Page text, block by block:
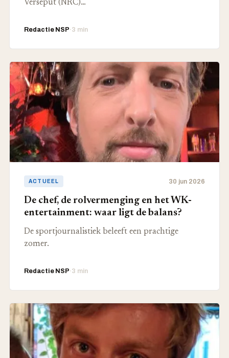
Verseput (NRC)…
Redactie NSP·3 min
ACTUEEL 30 jun 2026
De chef, de rolvermenging en het WK-
entertainment: waar ligt de balans?
De sportjournalistiek beleeft een prachtige
zomer.
Redactie NSP·3 min